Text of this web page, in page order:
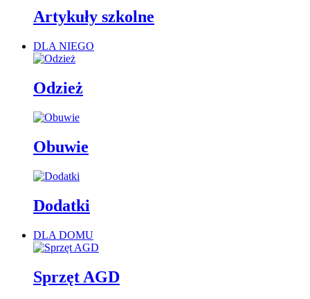
Artykuły szkolne
DLA NIEGO
Odzież
Obuwie
Dodatki
DLA DOMU
Sprzęt AGD